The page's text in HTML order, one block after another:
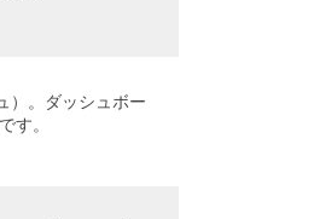
）。ダッシュボー
す。